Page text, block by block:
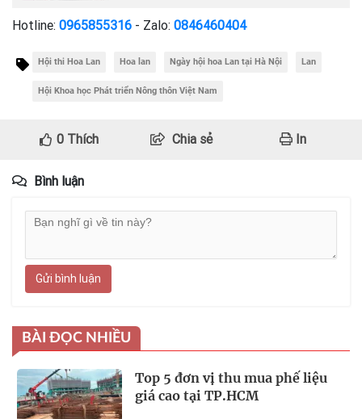
Hotline: 0965855316 - Zalo: 0846460404
Hội thi Hoa Lan Hoa lan Ngày hội hoa Lan tại Hà Nội Lan
Hội Khoa học Phát triển Nông thôn Việt Nam
0Thích Chia sẻ In
Bình luận
Gửi bình luận
BÀI ĐỌC NHIỀU
Top 5 đơn vị thu mua phế liệu
giá cao tại TP.HCM